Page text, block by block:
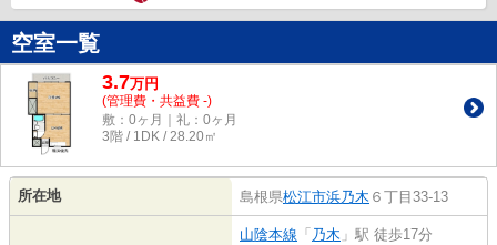
空室一覧
3.7万円
(管理費・共益費 -)
敷：0ヶ月｜礼：0ヶ月
3階 / 1DK / 28.20㎡
所在地 島根県松江市浜乃木 ６丁目33-13
山陰本線 「 乃木 」駅 徒歩17分